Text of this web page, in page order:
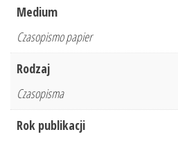
Medium
Czasopismo papier
Rodzaj
Czasopisma
Rok publikacji